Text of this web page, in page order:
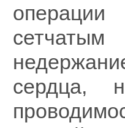
сердца,